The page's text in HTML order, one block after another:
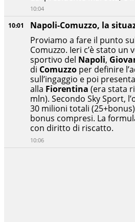
10:01
Napoli-Comuzzo, la
Proviamo a fare il punto
Comuzzo. Ieri c’è stato
sportivo del Napoli,
di Comuzzo per definire
sull’ingaggio e poi
alla Fiorentina (era stata
mln). Secondo Sky Sport,
30 milioni totali
bonus compresi. La
con diritto di riscatto.
10:06
10:04